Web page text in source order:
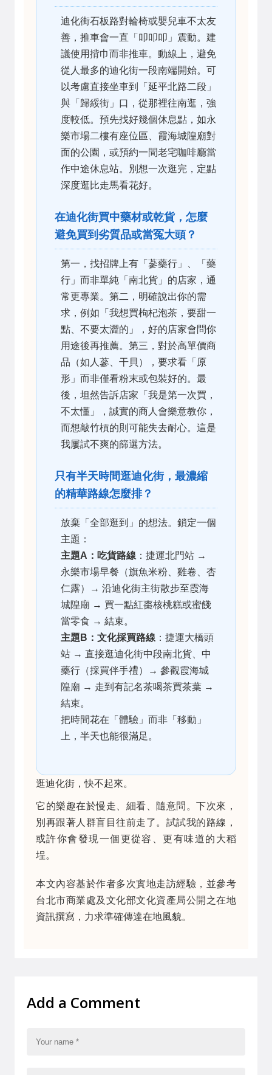
迪化街石板路對輪椅或嬰兒車不太友
善，推車會一直「叩叩叩」震動。建
議使用揹巾而非推車。動線上，避免
從人最多的迪化街一段南端開始。可
以考慮直接坐車到「延平北路二段」
與「歸綏街」口，從那裡往南逛，強
度較低。預先找好幾個休息點，如永
樂市場二樓有座位區、霞海城隍廟對
面的公園，或預約一間老宅咖啡廳當
作中途休息站。別想一次逛完，定點
深度逛比走馬看花好。
在迪化街買中藥材或乾貨，怎麼
避免買到劣質品或當冤大頭？
第一，找招牌上有「蔘藥行」、「藥
行」而非單純「南北貨」的店家，通
常更專業。第二，明確說出你的需
求，例如「我想買枸杞泡茶，要甜一
點、不要太澀的」，好的店家會問你
用途後再推薦。第三，對於高單價商
品（如人蔘、干貝），要求看「原
形」而非僅看粉末或包裝好的。最
後，坦然告訴店家「我是第一次買，
不太懂」，誠實的商人會樂意教你，
而想敲竹槓的則可能失去耐心。這是
我屢試不爽的篩選方法。
只有半天時間逛迪化街，最濃縮
的精華路線怎麼排？
放棄「全部逛到」的想法。鎖定一個
主題：
主題A：吃貨路線 ：捷運北門站 →
永樂市場早餐（旗魚米粉、雞卷、杏
仁露）→ 沿迪化街主街散步至霞海
城隍廟 → 買一點紅棗核桃糕或蜜餞
當零食 → 結束。
主題B：文化採買路線 ：捷運大橋頭
站 → 直接逛迪化街中段南北貨、中
藥行（採買伴手禮）→ 參觀霞海城
隍廟 → 走到有記名茶喝茶買茶葉 →
結束。
把時間花在「體驗」而非「移動」
上，半天也能很滿足。
逛迪化街，快不起來。
它的樂趣在於慢走、細看、隨意問。下次來，
別再跟著人群盲目往前走了。試試我的路線，
或許你會發現一個更從容、更有味道的大稻
埕。
本文內容基於作者多次實地走訪經驗，並參考
台北市商業處及文化部文化資產局公開之在地
資訊撰寫，力求準確傳達在地風貌。
Add a Comment